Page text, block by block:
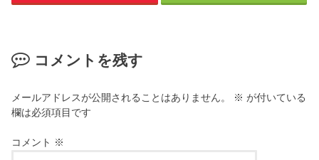
コメントを残す
メールアドレスが公開されることはありません。 ※ が付いている
欄は必須項目です
コメント ※